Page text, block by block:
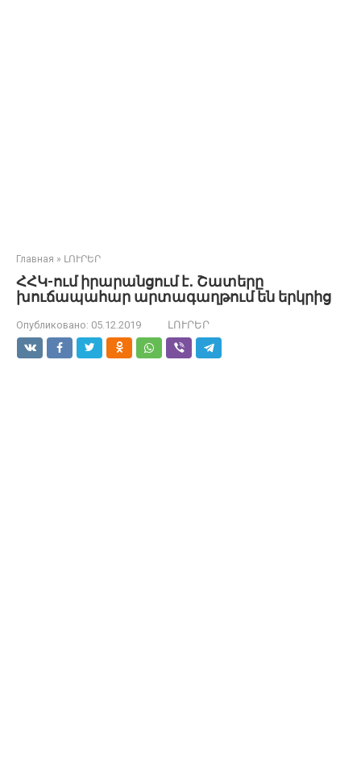
Главная » ԼՈՒՐԵՐ
ՀՀԿ-ում իրարանցում է․ Շատերը
խուճապահար արտագաղթում են երկրից
Опубликовано: 05.12.2019 ԼՈՒՐԵՐ